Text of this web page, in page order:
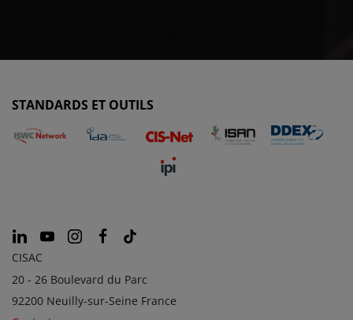
STANDARDS ET OUTILS
CISAC
20 - 26 Boulevard du Parc
92200 Neuilly-sur-Seine France